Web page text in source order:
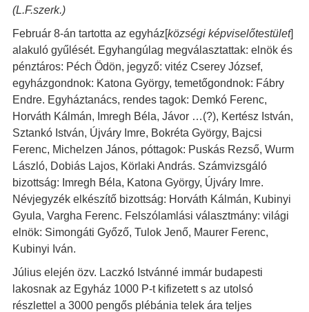
(L.F.szerk.)
Február 8-án tartotta az egyház[községi képviselőtestület]
alakuló gyűlését. Egyhangúlag megválasztattak: elnök és
pénztáros: Péch Ödön, jegyző: vitéz Cserey József,
egyházgondnok: Katona György, temetőgondnok: Fábry
Endre. Egyháztanács, rendes tagok: Demkó Ferenc,
Horváth Kálmán, Imregh Béla, Jávor …(?), Kertész István,
Sztankó István, Újváry Imre, Bokréta György, Bajcsi
Ferenc, Michelzen János, póttagok: Puskás Rezső, Wurm
László, Dobiás Lajos, Körlaki András. Számvizsgáló
bizottság: Imregh Béla, Katona György, Újváry Imre.
Névjegyzék elkészítő bizottság: Horváth Kálmán, Kubinyi
Gyula, Vargha Ferenc. Felszólamlási választmány: világi
elnök: Simongáti Győző, Tulok Jenő, Maurer Ferenc,
Kubinyi Iván.
Július elején özv. Laczkó Istvánné immár budapesti
lakosnak az Egyház 1000 P-t kifizetett s az utolsó
részlettel a 3000 pengős plébánia telek ára teljes